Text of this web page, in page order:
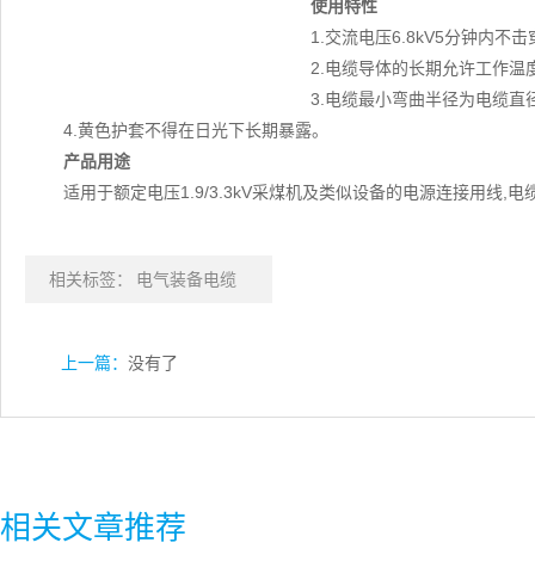
使用特性
1.交流电压6.8kV5分钟内不击
2.电缆导体的长期允许工作
3.电缆最小弯曲半径为电缆直
4.黄色护套不得在日光下长期暴露。
产品用途
适用于额定电压1.9/3.3kV采煤机及类似设备的电源连接用线,电
相关标签： 电气装备电缆
上一篇： 没有了
相关文章推荐